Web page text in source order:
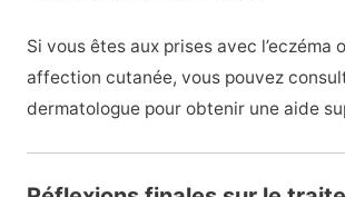
Si vous êtes aux prises avec l’eczéma
affection cutanée, vous pouvez
dermatologue pour obtenir une aide